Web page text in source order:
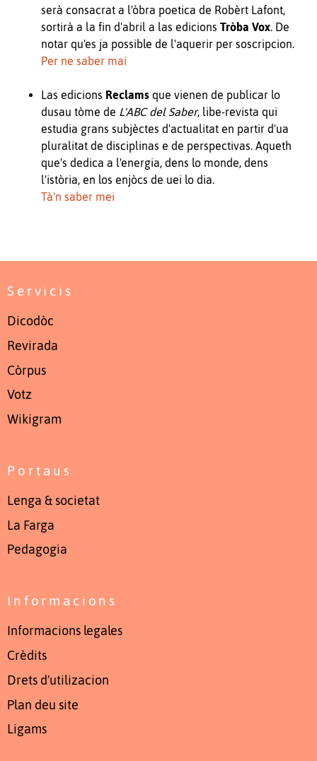
serà consacrat a l'òbra poetica de Robèrt Lafont,
sortirà a la fin d'abril a las edicions Tròba Vox. De
notar qu'es ja possible de l'aquerir per soscripcion.
Per ne saber mai
Las edicions Reclams que vienen de publicar lo
dusau tòme de L'ABC del Saber, libe-revista qui
estudia grans subjèctes d'actualitat en partir d'ua
pluralitat de disciplinas e de perspectivas. Aqueth
que's dedica a l'energia, dens lo monde, dens
l'istòria, en los enjòcs de uei lo dia.
Tà'n saber mei
Servicis
Dicodòc
Revirada
Còrpus
Votz
Wikigram
Portaus
Lenga & societat
La Farga
Pedagogia
Informacions
Informacions legales
Crèdits
Drets d'utilizacion
Plan deu site
Ligams